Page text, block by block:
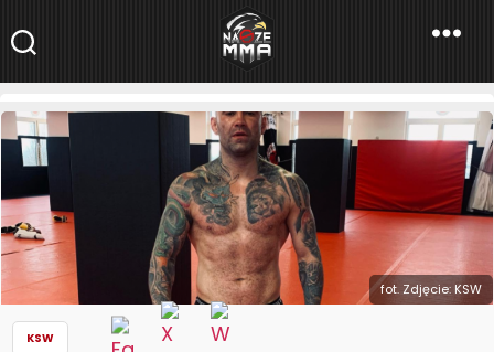
NaszeMMA
NaszeMMA.pl»Aktualności»Polskie MMA»KSW»„Mój występ stał
pod znakiem zapytania” – Romanowski o zmianie limitu
wagowego przed KSW 66
fot. Zdjęcie: KSW
KSW